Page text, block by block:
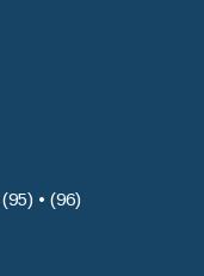
• (96)